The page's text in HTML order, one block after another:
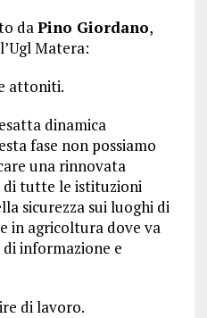
daPino Giordano,
Matera:
attoniti.
dinamica
fase non possiamo
una rinnovata
tutte le istituzioni
sicurezza sui luoghi di
in agricoltura dove va
informazione e
di lavoro.